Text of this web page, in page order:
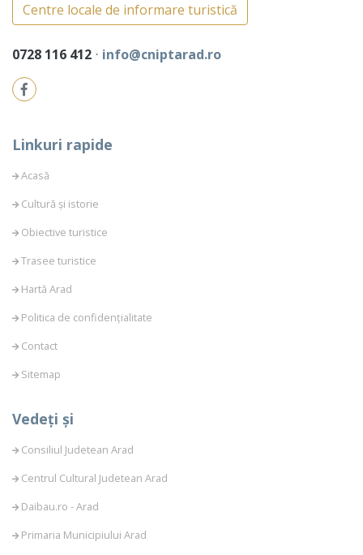
Centre locale de informare turistică
0728 116 412 ⋅ info@cniptarad.ro
Linkuri rapide
Acasă
Cultură și istorie
Obiective turistice
Trasee turistice
Hartă Arad
Politica de confidențialitate
Contact
Sitemap
Vedeți și
Consiliul Judetean Arad
Centrul Cultural Judetean Arad
Daibau.ro - Arad
Primaria Municipiului Arad